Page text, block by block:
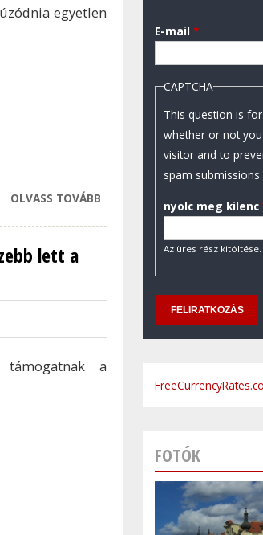
KAPCSOLATOSAN
egyetlen
OLVASS TOVÁBB
FÓKUSZÁLNAK A
CÉGVEZETŐK
TARTALOMMAL
lett a
támogatnak a
E-mail *
CAPTCHA
This question is
whether or not
visitor and to
spam submissions.
nyolc meg kilenc
Az üres rész kitöltése.
FOTÓK